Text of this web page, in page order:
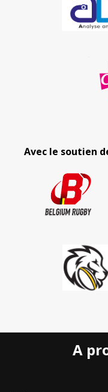
Avec le soutien
A